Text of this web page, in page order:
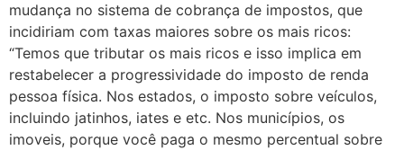
mudança no sistema de cobrança de impostos, que
incidiriam com taxas maiores sobre os mais ricos:
“Temos que tributar os mais ricos e isso implica em
restabelecer a progressividade do imposto de renda
pessoa física. Nos estados, o imposto sobre veículos,
incluindo jatinhos, iates e etc. Nos municípios, os
imoveis, porque você paga o mesmo percentual sobre